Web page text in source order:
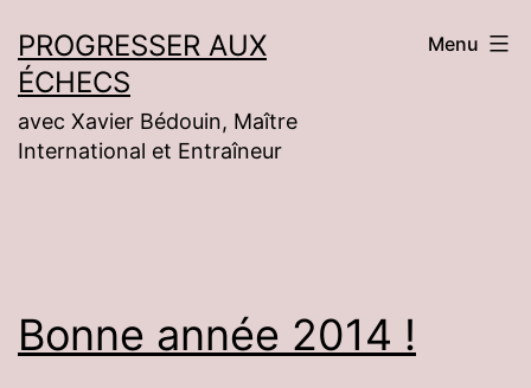
au
contenu
PROGRESSER AUX
ÉCHECS
avec Xavier Bédouin, Maître
International et Entraîneur
Menu
Bonne année 2014 !